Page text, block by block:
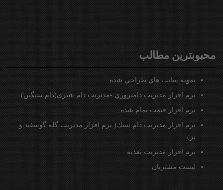
محبوبترين مطالب
نمونه سايت هاي طراحي شده
نرم افزار مديريت دامپروري -مدیریت دام شیری(دام سنگین)
نرم افزار قيمت تمام شده
نرم افزار مدیریت دام سبك( نرم افزار مدیریت گله گوسفند و
بز)
نرم افزار مديريت تغذيه
ليست مشتريان